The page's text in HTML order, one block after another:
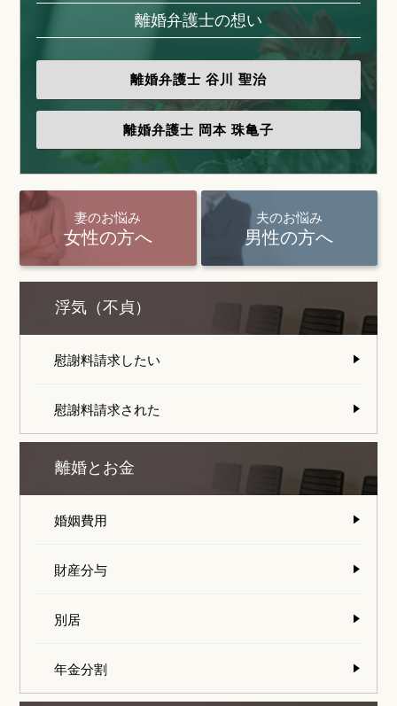
離婚弁護士の想い
離婚弁護士 谷川 聖治
離婚弁護士 岡本 珠亀子
妻のお悩み
女性の方へ
夫のお悩み
男性の方へ
浮気（不貞）
慰謝料請求したい
慰謝料請求された
離婚とお金
婚姻費用
財産分与
別居
年金分割